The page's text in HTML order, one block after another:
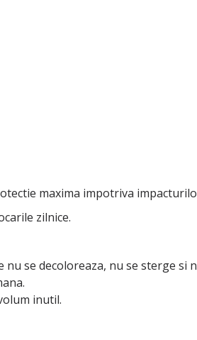
maxima impotriva
zilnice.
se decoloreaza, nu se sterge si
inutil.